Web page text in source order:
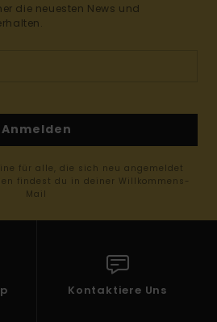
die neuesten News und
Anmelden
für alle, die sich neu angemeldet
findest du in deiner Willkommens-
Mail
Kontaktiere Uns